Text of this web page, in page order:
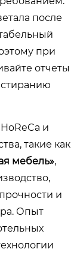
после
при
отчеты
и
такие как
мебель»,
и
Опыт